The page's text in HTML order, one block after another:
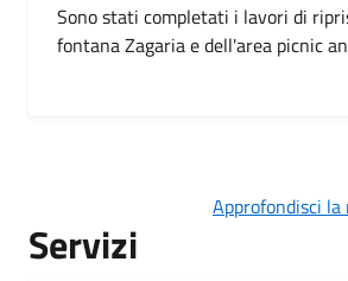
Sono stati completati i lavori di
fontana Zagaria e dell'area picnic
Approfondisci
Servizi